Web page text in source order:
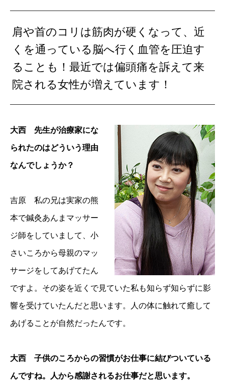
肩や首のコリは筋肉が硬くなって、近
くを通っている脳へ行く血管を圧迫す
ることも！最近では偏頭痛を訴えて来
院される女性が増えています！
大西 先生が治療家にな
られたのはどういう理由
なんでしょうか？
吉原 私の兄は実家の熊
本で鍼灸あんまマッサー
ジ師をしていまして、小
さいころから母親のマッ
サージをしてあげてたん
ですよ。その姿を近くで見ていた私も知らず知らずに影
響を受けていたんだと思います。人の体に触れて癒して
あげることが自然だったんです。
大西 子供のころからの習慣がお仕事に結びついている
んですね。人から感謝されるお仕事だと思います。